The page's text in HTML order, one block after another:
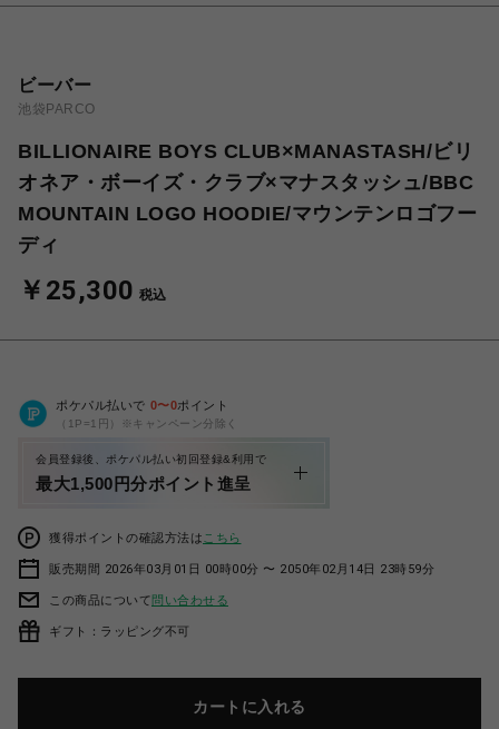
ビーバー
池袋PARCO
BILLIONAIRE BOYS CLUB×MANASTASH/ビリ
オネア・ボーイズ・クラブ×マナスタッシュ/BBC
MOUNTAIN LOGO HOODIE/マウンテンロゴフー
ディ
￥25,300 税込
ポケパル払いで 0〜0ポイント
（1P=1円）※キャンペーン分除く
会員登録後、ポケパル払い初回登録&利用で
最大1,500円分ポイント進呈
獲得ポイントの確認方法は こちら
販売期間 2026年03月01日 00時00分 〜 2050年02月14日 23時59分
この商品について問い合わせる
ギフト：ラッピング不可
カートに入れる